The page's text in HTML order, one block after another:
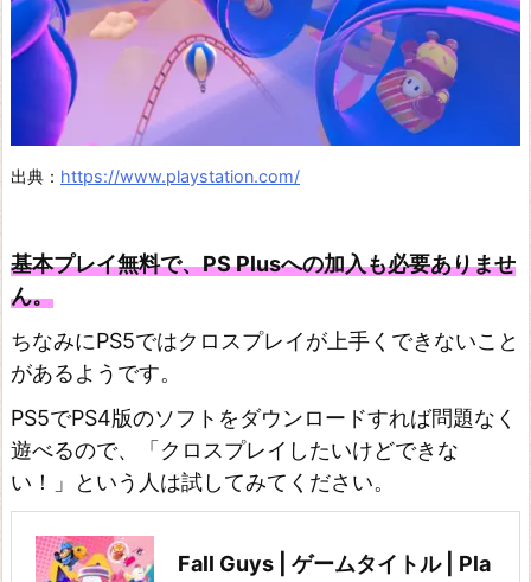
D
e
d
b
a
l
i
g
h
t
ォ
出典： https://www.playstation.com/
基本プレイ無料で、PS Plusへの加入も必要ありませ
ん。
ちなみにPS5ではクロスプレイが上手くできないこと
があるようです。
PS5でPS4版のソフトをダウンロードすれば問題なく
遊べるので、「クロスプレイしたいけどできな
い！」という人は試してみてください。
Fall Guys | ゲームタイトル | Pla